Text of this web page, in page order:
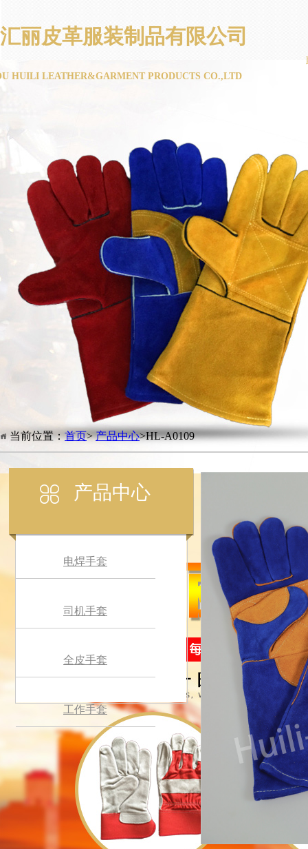
丽皮革服装制品有限公司
HUILI LEATHER&GARMENT PRODUCTS CO.,LTD
产品中心
电焊手套
司机手套
全皮手套
工作手套
当前位置：首页>产品中心>HL-A0109